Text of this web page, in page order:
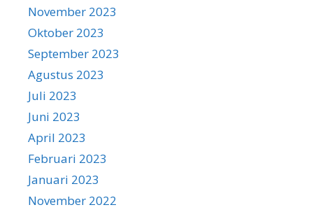
November 2023
Oktober 2023
September 2023
Agustus 2023
Juli 2023
Juni 2023
April 2023
Februari 2023
Januari 2023
November 2022